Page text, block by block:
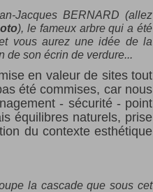
Jacques BERNARD (allez
), le fameux arbre qui a été
vous aurez une idée de la
de son écrin de verdure...
en valeur de sites tout
été commises, car nous
- sécurité - point
équilibres naturels, prise
du contexte esthétique
la cascade que sous cet